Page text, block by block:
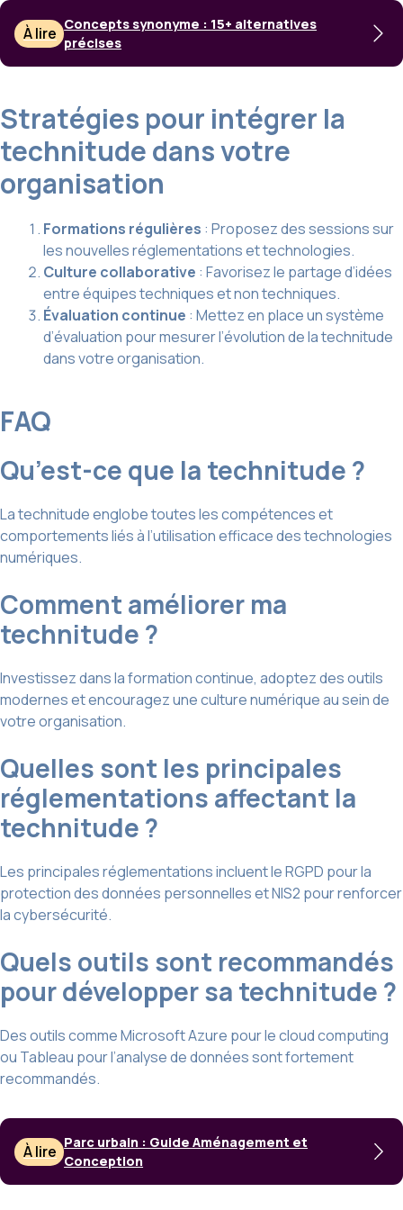
À lire Concepts synonyme : 15+ alternatives
précises
Stratégies pour intégrer la
technitude dans votre
organisation
Formations régulières : Proposez des sessions sur
les nouvelles réglementations et technologies.
Culture collaborative : Favorisez le partage d’idées
entre équipes techniques et non techniques.
Évaluation continue : Mettez en place un système
d’évaluation pour mesurer l’évolution de la technitude
dans votre organisation.
FAQ
Qu’est-ce que la technitude ?
La technitude englobe toutes les compétences et
comportements liés à l’utilisation efficace des technologies
numériques.
Comment améliorer ma
technitude ?
Investissez dans la formation continue, adoptez des outils
modernes et encouragez une culture numérique au sein de
votre organisation.
Quelles sont les principales
réglementations affectant la
technitude ?
Les principales réglementations incluent le RGPD pour la
protection des données personnelles et NIS2 pour renforcer
la cybersécurité.
Quels outils sont recommandés
pour développer sa technitude ?
Des outils comme Microsoft Azure pour le cloud computing
ou Tableau pour l’analyse de données sont fortement
recommandés.
À lire Parc urbain : Guide Aménagement et
Conception